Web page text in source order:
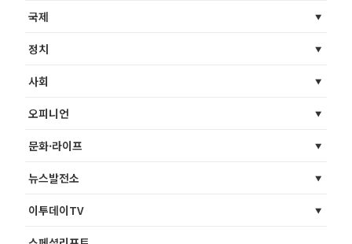
국제
정치
사회
오피니언
문화·라이프
뉴스발전소
이투데이TV